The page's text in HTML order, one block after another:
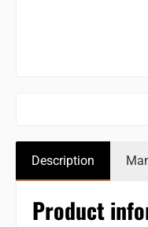
Description
Product